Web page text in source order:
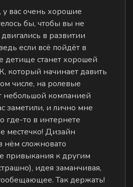
у вас очень хорошие
бы, чтобы вы не
в развитии
если всё пойдёт в
детище станет хорошей
который начинает давить
числе, на ролевые
небольшой компанией
заметили, и лично мне
где-то в интернете
местечко! Дизайн
нём сложновато
привыкания к другим
идея заманчивая,
Так держать!